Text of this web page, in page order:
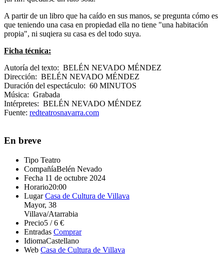
A partir de un libro que ha caído en sus manos, se pregunta cómo es
que teniendo una casa en propiedad ella no tiene "una habitación
propia", ni suqiera su casa es del todo suya.
Ficha técnica:
Autoría del texto: BELÉN NEVADO MÉNDEZ
Dirección: BELÉN NEVADO MÉNDEZ
Duración del espectáculo: 60 MINUTOS
Música: Grabada
Intérpretes: BELÉN NEVADO MÉNDEZ
Fuente: redteatrosnavarra.com
En breve
Tipo Teatro
CompañíaBelén Nevado
Fecha 11 de octubre 2024
Horario20:00
Lugar Casa de Cultura de Villava
Mayor, 38
Villava/Atarrabia
Precio5 / 6 €
Entradas Comprar
IdiomaCastellano
Web Casa de Cultura de Villava